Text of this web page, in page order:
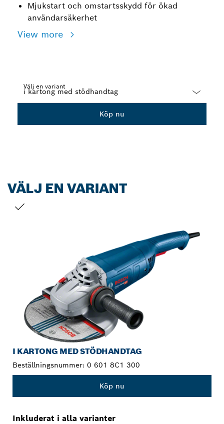
Mjukstart och omstartsskydd för ökad
användarsäkerhet
View more
Välj en variant
Köp nu
VÄLJ EN VARIANT
I KARTONG MED STÖDHANDTAG
Beställningsnummer: 0 601 8C1 300
Köp nu
Inkluderat i alla varianter